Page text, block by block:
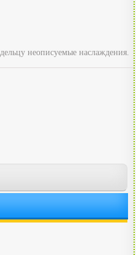
неописуемые наслаждения.